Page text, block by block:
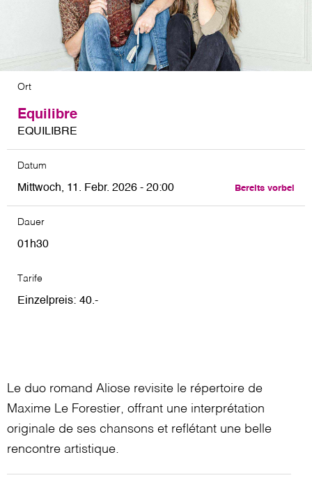
Ort
Equilibre
EQUILIBRE
Datum
Mittwoch, 11. Febr. 2026 - 20:00 Bereits vorbei
Dauer
01h30
Tarife
Einzelpreis 40
Le duo romand Aliose revisite le répertoire de
Maxime Le Forestier, offrant une interprétation
originale de ses chansons et reflétant une belle
rencontre artistique.